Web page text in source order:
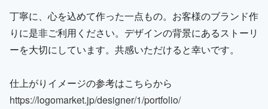
丁寧に、心を込めて作った一点もの。お客様のブランド作
りに是非ご利用ください。デザインの背景にあるストーリ
ーを大切にしています。共感いただけると幸いです。
仕上がりイメージの参考はこちらから
https://logomarket.jp/designer/1/portfolio/